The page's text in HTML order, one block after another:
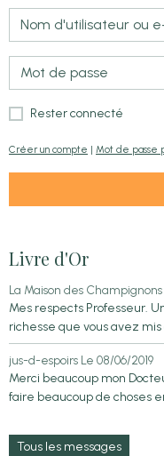
Rester connecté
Créer un compte | Mot de passe
Livre d'Or
La Maison des Champignons
Mes respects Professeur.
richesse que vous avez mis
jus-d-espoirs Le 08/06/2019
Merci beaucoup mon
faire beaucoup de choses
Tous les messages